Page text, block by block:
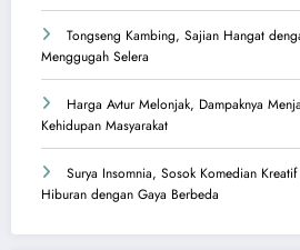
Tongseng Kambing, Sajian Hangat
Menggugah Selera
Harga Avtur Melonjak, Dampaknya
Kehidupan Masyarakat
Surya Insomnia, Sosok Komedian
Hiburan dengan Gaya Berbeda